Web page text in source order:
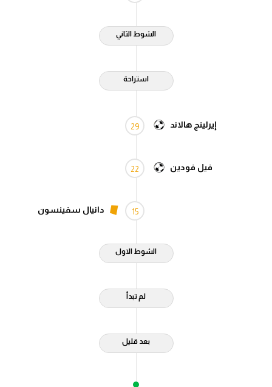
الشوط الثاني
استراحة
29 إيرلينج هالاند
22 فيل فودين
15 دانيال سفينسون
الشوط الاول
لم تبدأ
بعد قليل